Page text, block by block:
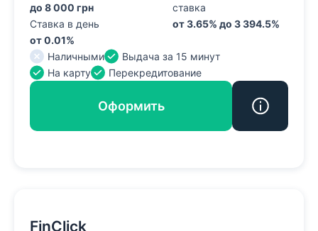
до 8 000 грн
Ставка в день
от 0.01%
ставка
от 3.65% до 3 394.5%
Наличными
Выдача за 15 минут
На карту
Перекредитование
Оформить
FinClick